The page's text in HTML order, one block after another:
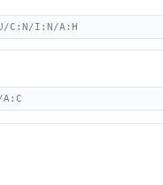
C:N/I:N/A:H